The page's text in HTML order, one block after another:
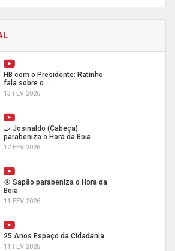
HB com o Presidente: Ratinho
fala sobre o...
13 FEV 2026
🍳 Josinaldo (Cabeça)
parabeniza o Hora da Boia
12 FEV 2026
🎯 Sapão parabeniza o Hora da
Boia
11 FEV 2026
25 Anos Espaço da Cidadania
11 FEV 2026